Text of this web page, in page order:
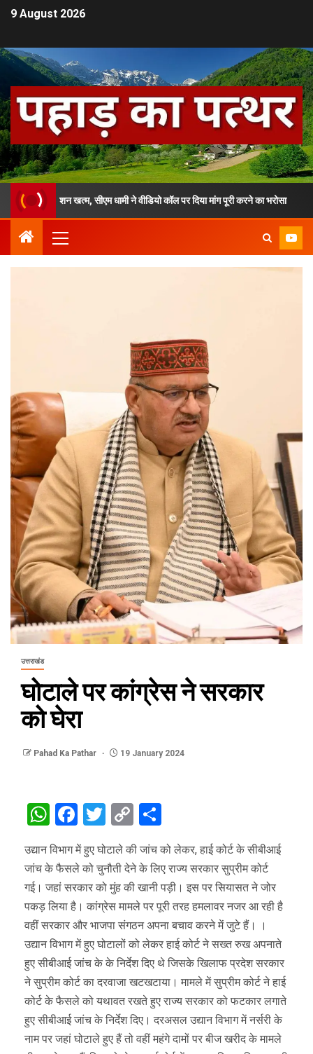
9 August 2026
खत्म, सीएम धामी ने वीडियो कॉल पर दिया मांग पूरी करने का भरोसा
उत्तराखंड
घोटाले पर कांग्रेस ने सरकार
को घेरा
Pahad Ka Pathar 19 January 2024
WhatsApp
Facebook
Twitter
Copy
Link
उद्यान विभाग में हुए घोटाले की जांच को लेकर, हाई कोर्ट के सीबीआई
जांच के फैसले को चुनौती देने के लिए राज्य सरकार सुप्रीम कोर्ट
गई। जहां सरकार को मुंह की खानी पड़ी। इस पर सियासत ने जोर
पकड़ लिया है। कांग्रेस मामले पर पूरी तरह हमलावर नजर आ रही है
वहीं सरकार और भाजपा संगठन अपना बचाव करने में जुटे हैं। ।
उद्यान विभाग में हुए घोटालों को लेकर हाई कोर्ट ने सख्त रुख अपनाते
हुए सीबीआई जांच के के निर्देश दिए थे जिसके खिलाफ प्रदेश सरकार
ने सुप्रीम कोर्ट का दरवाजा खटखटाया। मामले में सुप्रीम कोर्ट ने हाई
कोर्ट के फैसले को यथावत रखते हुए राज्य सरकार को फटकार लगाते
हुए सीबीआई जांच के निर्देश दिए। दरअसल उद्यान विभाग में नर्सरी के
नाम पर जहां घोटाले हुए हैं तो वहीं महंगे दामों पर बीज खरीद के मामले